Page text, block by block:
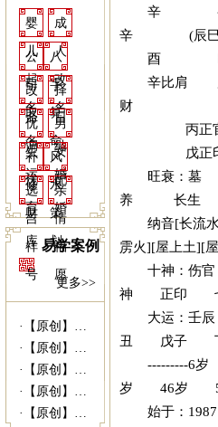
婴
儿
起
名
成
人
改
名
公
司
取
名
八
字
算
命
改
命
调
运
择
日
结
婚
优
生
优
育
男
女
配
婚
补
修
财
库
风
水
策
划
选
吉
祥
号
亲
情
福
愿
易学案例
更多>>
·
【原创】姥爷病危 灵符救命------易...
·
【原创】没有上过大学的千万富商---|西...
·
【原创】我什么时候结婚---西安算命准|...
·
【原创】未行财运就想发财 30万贷款打水...
·
【原创】我向她求婚她会答应吗？---西安...
辛
辛 (辰巳
酉
辛比肩
财
丙正
戊正
旺衰
养 长生
纳音[长流
雳火][屋上土][
十神：
神 正印
大运：
丑 戊子
---------
岁 46岁
始于：